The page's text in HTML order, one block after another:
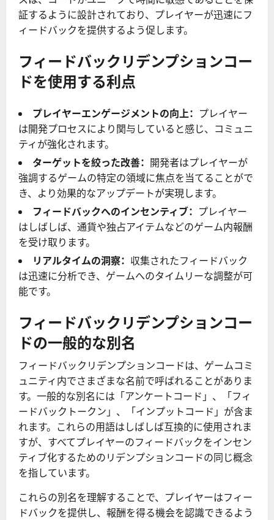
証するように設計されており、プレイヤーが迅速にフ
ィードバックを提供するよう促します。
フィードバックリデンプションコー
ドを使用する利点
プレイヤーエンゲージメントの向上： プレイヤー
は開発プロセスにより関与していると感じ、コミュニ
ティが強化されます。
ターゲットを絞った改善： 開発者はプレイヤーが
強調するゲームの特定の領域に焦点を当てることがで
き、より効果的なアップデートが実現します。
フィードバックへのインセンティブ： プレイヤー
はしばしば、通貨や独占アイテムなどのゲーム内報酬
を受け取ります。
リアルタイムの洞察： 収集されたフィードバック
は迅速に分析でき、ゲームへのタイムリーな調整が可
能です。
フィードバックリデンプションコー
ドの一般的な別名
フィードバックリデンプションコードは、ゲームコミ
ュニティ内でさまざまな名前で呼ばれることがありま
す。一般的な別名には「アンケートコード」、「フィ
ードバックトークン」、「インプットコード」が含ま
れます。これらの用語はしばしば互換的に使用されま
すが、すべてプレイヤーのフィードバックをインセン
ティブ化するためのリデンプションコードの同じ概念
を指しています。
これらの別名を理解することで、プレイヤーはフィー
ドバックを提供し、報酬を得る機会を認識できるよう